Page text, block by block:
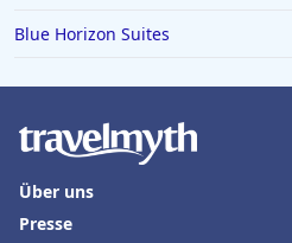
Blue Horizon Suites
Über uns
Presse